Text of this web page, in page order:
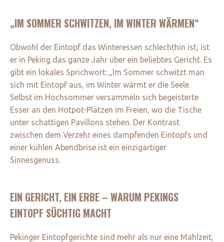
„IM SOMMER SCHWITZEN, IM WINTER WÄRMEN“
Obwohl der Eintopf das Winteressen schlechthin ist, ist
er in Peking das ganze Jahr über ein beliebtes Gericht. Es
gibt ein lokales Sprichwort: „Im Sommer schwitzt man
sich mit Eintopf aus, im Winter wärmt er die Seele.
Selbst im Hochsommer versammeln sich begeisterte
Esser an den Hotpot-Plätzen im Freien, wo die Tische
unter schattigen Pavillons stehen. Der Kontrast
zwischen dem Verzehr eines dampfenden Eintopfs und
einer kühlen Abendbrise ist ein einzigartiger
Sinnesgenuss.
EIN GERICHT, EIN ERBE – WARUM PEKINGS
EINTOPF SÜCHTIG MACHT
Pekinger Eintopfgerichte sind mehr als nur eine Mahlzeit,